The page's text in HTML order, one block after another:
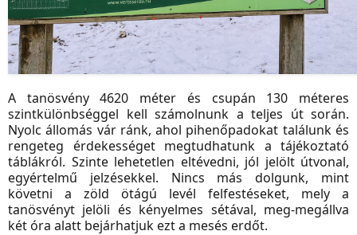
A tanösvény 4620 méter és csupán 130 méteres
szintkülönbséggel kell számolnunk a teljes út során.
Nyolc állomás vár ránk, ahol pihenőpadokat találunk és
rengeteg érdekességet megtudhatunk a tájékoztató
táblákról. Szinte lehetetlen eltévedni, jól jelölt útvonal,
egyértelmű jelzésekkel. Nincs más dolgunk, mint
követni a zöld ötágú levél felfestéseket, mely a
tanösvényt jelöli és kényelmes sétával, meg-megállva
két óra alatt bejárhatjuk ezt a mesés erdőt.